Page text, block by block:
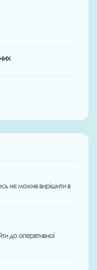
не можна вирішити в
до оперативної